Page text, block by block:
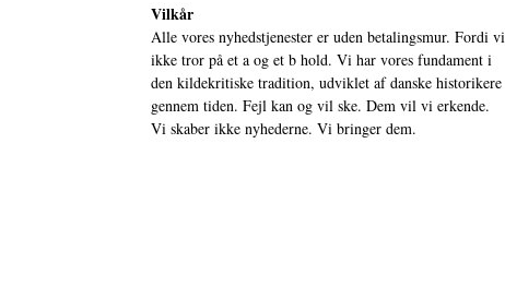
Vilkår
Alle vores nyhedstjenester er uden betalingsmur. Fordi vi
ikke tror på et a og et b hold. Vi har vores fundament i
den kildekritiske tradition, udviklet af danske historikere
gennem tiden. Fejl kan og vil ske. Dem vil vi erkende.
Vi skaber ikke nyhederne. Vi bringer dem.